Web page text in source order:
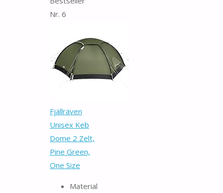
Nr. 6
Fjällräven
Unisex Keb
Dome 2 Zelt,
Pine Green,
One Size
Material